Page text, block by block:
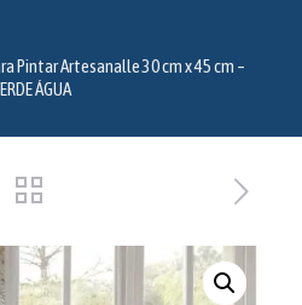
Pintar Artesanalle 30 cm x 45 cm –
ÁGUA